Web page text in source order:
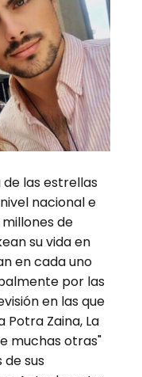
las estrellas
nacional e
de
su vida en
en cada uno
por las
en las que
Potra Zaina, La
muchas otras"
sus